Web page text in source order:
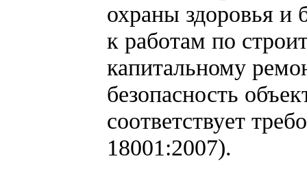
охраны здоровья и
к работам по
капитальному
безопасность
соответствует
18001:2007).